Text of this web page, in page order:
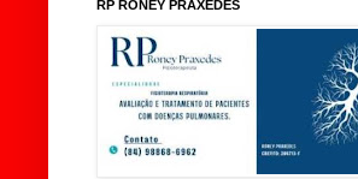
RP RONEY PRAXEDES